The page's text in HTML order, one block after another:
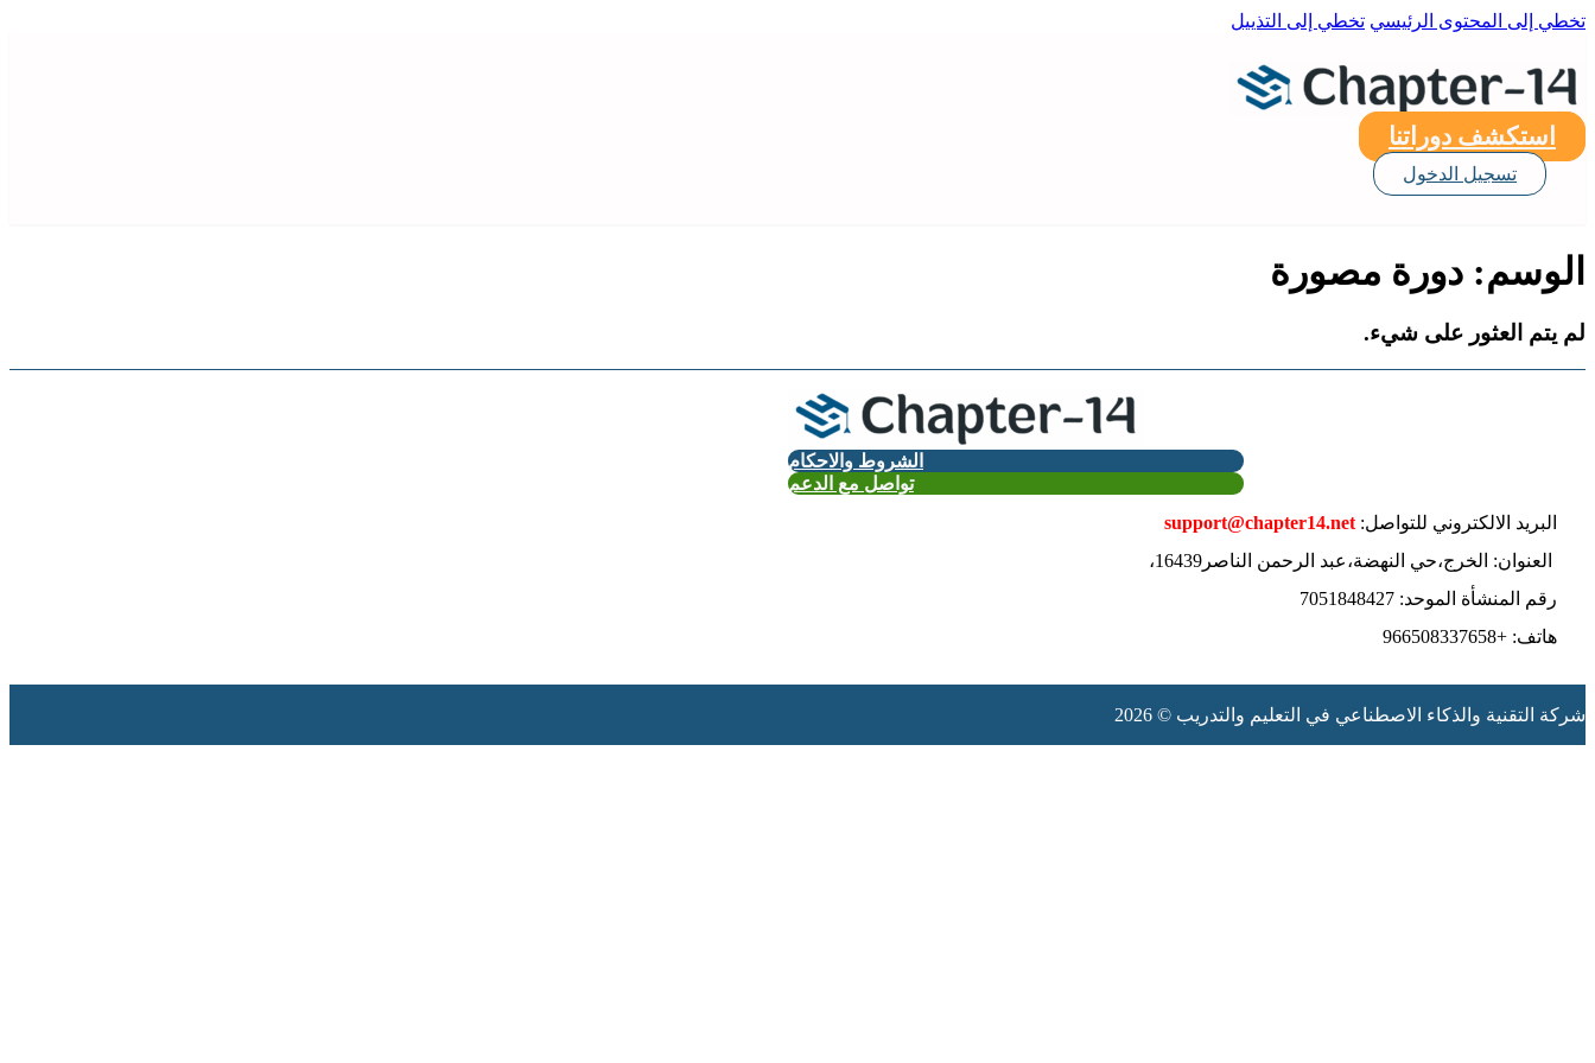
تخطي إلى المحتوى الرئيسي تخطي إلى التذييل
استكشف دوراتنا
تسجيل الدخول
الوسم: دورة مصورة
لم يتم العثور على شيء.
الشروط والاحكام
تواصل مع الدعم
البريد الالكتروني للتواصل: support@chapter14.net
العنوان: الخرج،حي النهضة،عبد الرحمن الناصر16439،
رقم المنشأة الموحد: 7051848427
هاتف: +966508337658
شركة التقنية والذكاء الاصطناعي في التعليم والتدريب © 2026